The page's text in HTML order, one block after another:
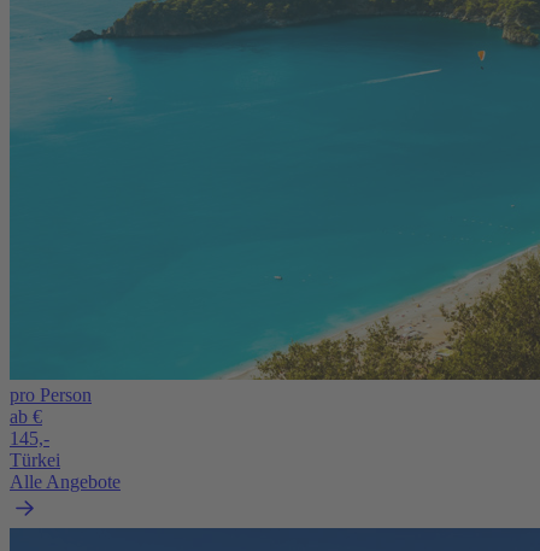
pro Person
ab €
145,-
Türkei
Alle Angebote